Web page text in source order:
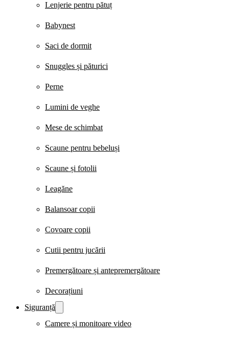
Lenjerie pentru pătuț
Babynest
Saci de dormit
Snuggles și păturici
Perne
Lumini de veghe
Mese de schimbat
Scaune pentru bebeluși
Scaune și fotolii
Leagăne
Balansoar copii
Covoare copii
Cutii pentru jucării
Premergătoare și antepremergătoare
Decorațiuni
Siguranță
Camere și monitoare video